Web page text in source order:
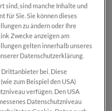
SN-Card-
sind, sind manche Inhalte und
für Sie. Sie können dieses
zu ändern oder Ihre
Zwecke anzeigen am
gelten innerhalb unseres
Datenschutzerklärung.
bei. Diese
zum Beispiel den USA)
verfügen. Den USA
Datenschutzniveau